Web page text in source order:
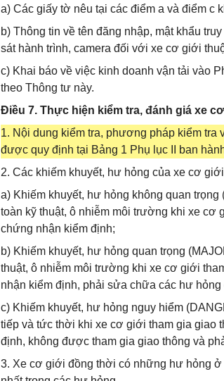
a) Các giấy tờ nêu tại các điểm a và điểm c
b) Thông tin về tên đăng nhập, mật khẩu
sát hành trình, camera đối với xe cơ giới
c) Khai báo về việc kinh doanh vận tải vào
theo Thông tư này.
Điều 7. Thực hiện kiểm tra, đánh giá xe
1. Nội dung kiểm tra, phương pháp kiểm
được quy định tại Bảng 1 Phụ lục II ban
2. Các khiếm khuyết, hư hỏng của xe cơ
a) Khiếm khuyết, hư hỏng không quan
toàn kỹ thuật, ô nhiễm môi trường khi xe
chứng nhận kiểm định;
b) Khiếm khuyết, hư hỏng quan trọng
thuật, ô nhiễm môi trường khi xe cơ giới
nhận kiểm định, phải sửa chữa các hư hỏng
c) Khiếm khuyết, hư hỏng nguy hiểm
tiếp và tức thời khi xe cơ giới tham gia giao
định, không được tham gia giao thông và
3. Xe cơ giới đồng thời có những hư hỏng